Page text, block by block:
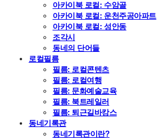
아카이북 로컬: 수암골
아카이북 로컬: 운천주공아파트
아카이북 로컬: 성안동
조각시
동네의 단어들
로컬필름
필름: 로컬콘텐츠
필름: 로컬여행
필름: 문화예술교육
필름: 북트레일러
필름: 퇴근길바캉스
동네기록관
동네기록관이란?